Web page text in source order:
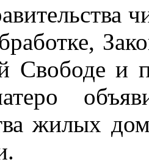
Свободе и
жилых